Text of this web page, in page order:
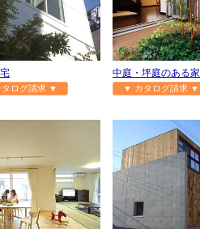
ログ請求 ▼
中庭・坪庭のある家
▼ カタログ請求 ▼